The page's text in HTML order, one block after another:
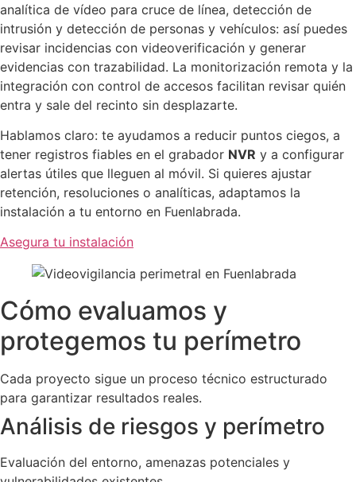
analítica de vídeo para cruce de línea, detección de
intrusión y detección de personas y vehículos: así puedes
revisar incidencias con videoverificación y generar
evidencias con trazabilidad. La monitorización remota y la
integración con control de accesos facilitan revisar quién
entra y sale del recinto sin desplazarte.
Hablamos claro: te ayudamos a reducir puntos ciegos, a
tener registros fiables en el grabador NVR y a configurar
alertas útiles que lleguen al móvil. Si quieres ajustar
retención, resoluciones o analíticas, adaptamos la
instalación a tu entorno en Fuenlabrada.
Asegura tu instalación
Cómo evaluamos y
protegemos tu perímetro
Cada proyecto sigue un proceso técnico estructurado
para garantizar resultados reales.
Análisis de riesgos y perímetro
Evaluación del entorno, amenazas potenciales y